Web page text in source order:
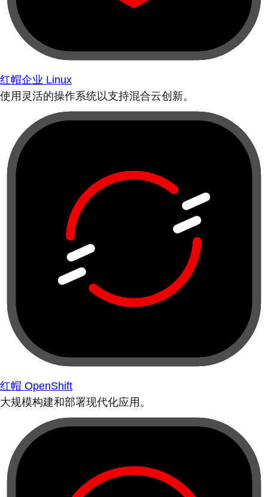
红帽企业 Linux
使用灵活的操作系统以支持混合云创新。
红帽 OpenShift
大规模构建和部署现代化应用。